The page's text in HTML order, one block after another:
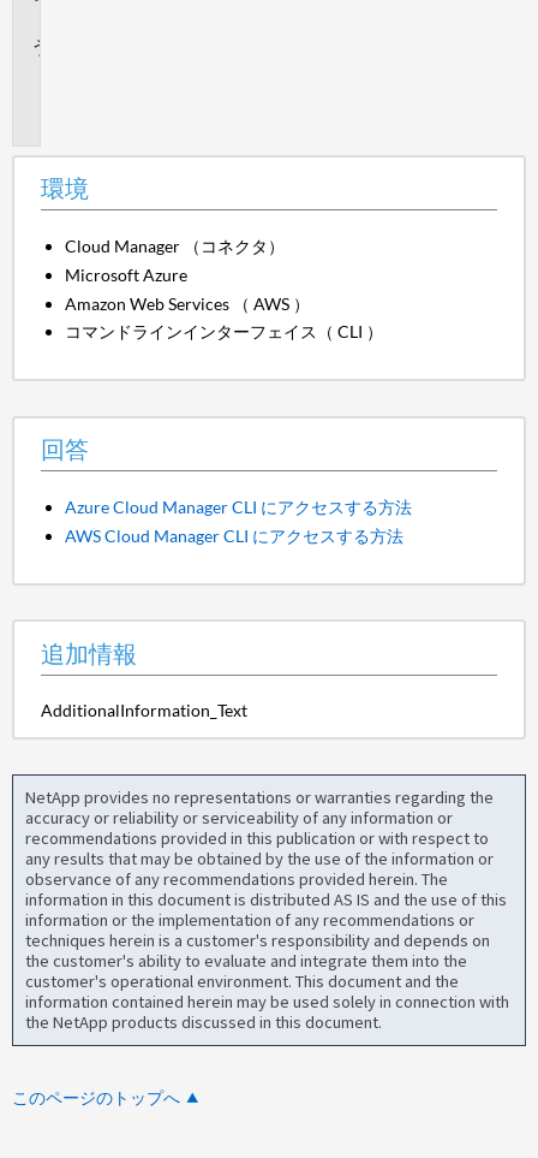
環境
Cloud Manager （コネクタ）
Microsoft Azure
Amazon Web Services （ AWS ）
コマンドラインインターフェイス（ CLI ）
回答
Azure Cloud Manager CLI にアクセスする方法
AWS Cloud Manager CLI にアクセスする方法
追加情報
AdditionalInformation_Text
NetApp provides no representations or warranties regarding the
accuracy or reliability or serviceability of any information or
recommendations provided in this publication or with respect to
any results that may be obtained by the use of the information or
observance of any recommendations provided herein. The
information in this document is distributed AS IS and the use of this
information or the implementation of any recommendations or
techniques herein is a customer's responsibility and depends on
the customer's ability to evaluate and integrate them into the
customer's operational environment. This document and the
information contained herein may be used solely in connection with
the NetApp products discussed in this document.
このページのトップへ